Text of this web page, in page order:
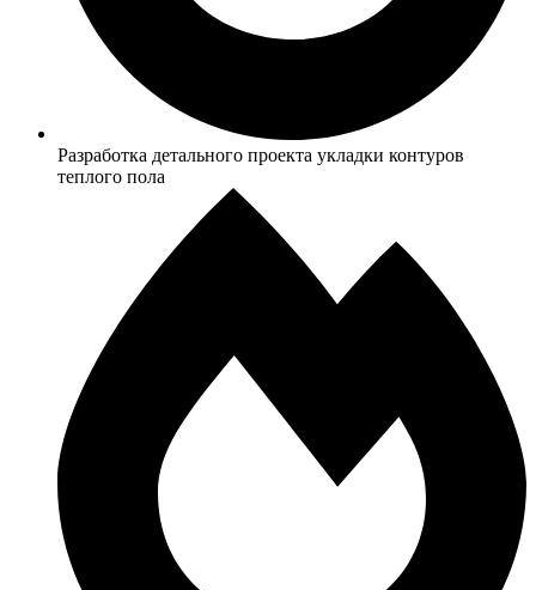
Разработка детального проекта укладки контуров
теплого пола